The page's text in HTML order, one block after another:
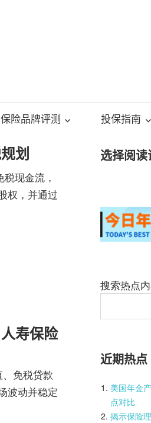
保险品牌评测 投保指南
划
现金流，
权，并通过
寿保险
免税贷款
波动并稳定
选择阅读
搜索热点
近期热点
美国年金
点对比
揭示保险